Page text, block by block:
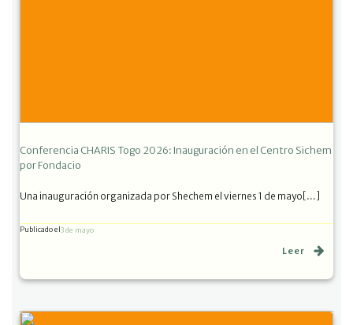
Conferencia CHARIS Togo 2026: Inauguración en el Centro Sichem
por Fondacio
Una inauguración organizada por Shechem el viernes 1 de mayo[…]
Publicado el3 de mayo
Leer